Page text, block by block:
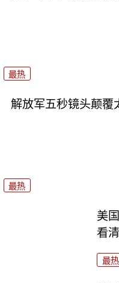
最热
解放军五秒镜头颠覆
最热
美
看
最热